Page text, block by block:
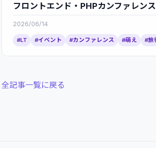
フロントエンド・PHPカンファレン
2026/06/14
#LT #イベント #カンファレンス #萌え #旅
全記事一覧に戻る